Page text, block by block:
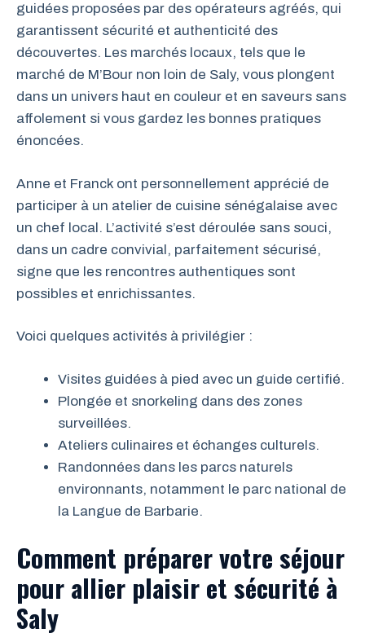
guidées proposées par des opérateurs agréés, qui
garantissent sécurité et authenticité des
découvertes. Les marchés locaux, tels que le
marché de M’Bour non loin de Saly, vous plongent
dans un univers haut en couleur et en saveurs sans
affolement si vous gardez les bonnes pratiques
énoncées.
Anne et Franck ont personnellement apprécié de
participer à un atelier de cuisine sénégalaise avec
un chef local. L’activité s’est déroulée sans souci,
dans un cadre convivial, parfaitement sécurisé,
signe que les rencontres authentiques sont
possibles et enrichissantes.
Voici quelques activités à privilégier :
Visites guidées à pied avec un guide certifié.
Plongée et snorkeling dans des zones
surveillées.
Ateliers culinaires et échanges culturels.
Randonnées dans les parcs naturels
environnants, notamment le parc national de
la Langue de Barbarie.
Comment préparer votre séjour
pour allier plaisir et sécurité à
Saly